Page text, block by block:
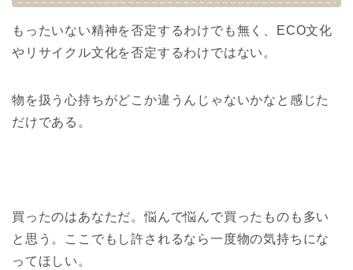
もったいない精神を否定するわけでも無く、ECO文化
やリサイクル文化を否定するわけではない。
物を扱う心持ちがどこか違うんじゃないかなと感じた
だけである。
買ったのはあなただ。悩んで悩んで買ったものも多い
と思う。ここでもし許されるなら一度物の気持ちにな
ってほしい。